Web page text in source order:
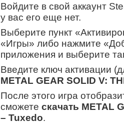
Войдите в свой аккаунт
у вас его еще нет.
Выберите пункт
«Игры» либо нажмите
приложения и выберите
Введите ключ активации
METAL GEAR SOLID V:
После этого игра
сможете скачать METAL
– Tuxedo.